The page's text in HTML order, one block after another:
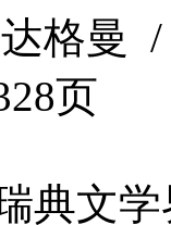
格曼
页
典文学